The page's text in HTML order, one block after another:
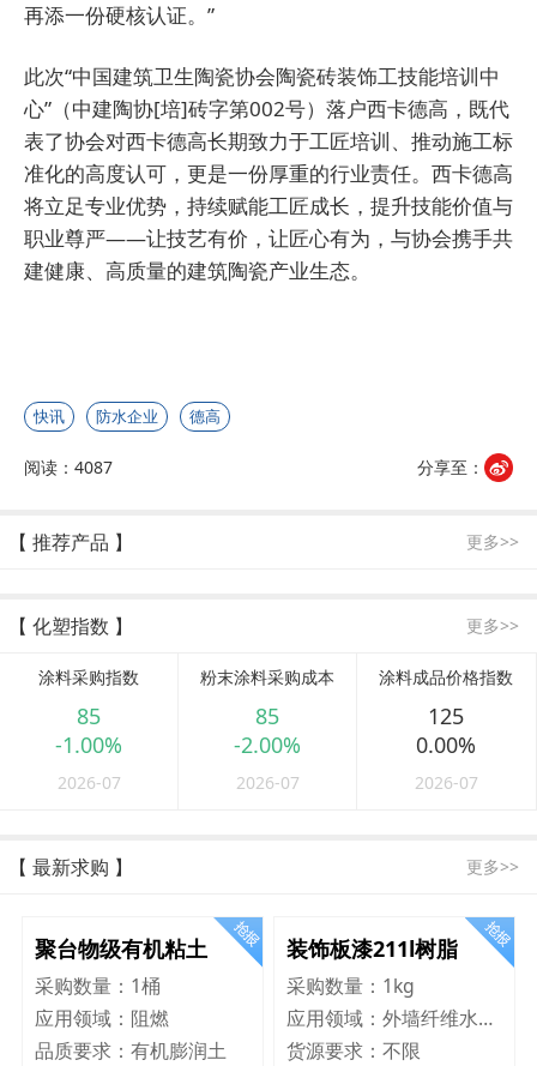
再添一份硬核认证。”
此次“中国建筑卫生陶瓷协会陶瓷砖装饰工技能培训中
心”（中建陶协[培]砖字第002号）落户西卡德高，既代
表了协会对西卡德高长期致力于工匠培训、推动施工标
准化的高度认可，更是一份厚重的行业责任。西卡德高
将立足专业优势，持续赋能工匠成长，提升技能价值与
职业尊严——让技艺有价，让匠心有为，与协会携手共
建健康、高质量的建筑陶瓷产业生态。
快讯 防水企业 德高
阅读：4087 分享至：
【 推荐产品 】 更多>>
【 化塑指数 】 更多>>
涂料采购指数
85
-1.00%
2026-07
粉末涂料采购成本
85
-2.00%
2026-07
涂料成品价格指数
125
0.00%
2026-07
【 最新求购 】 更多>>
聚台物级有机粘土
采购数量： 1桶
应用领域： 阻燃
品质要求： 有机膨润土
装饰板漆211l树脂
采购数量： 1kg
应用领域：
外墙纤维水泥板
货源要求：不限